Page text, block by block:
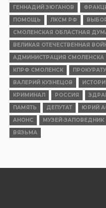
ГЕННАДИЙ ЗЮГАНОВ
ПОМОЩЬ
ЛКСМ РФ
СМОЛЕНСКАЯ ОБЛАСТНАЯ
ВЕЛИКАЯ ОТЕЧЕСТВЕННАЯ
АДМИНИСТРАЦИЯ СМОЛЕНСКА
КПРФ СМОЛЕНСК
ВАЛЕРИЙ КУЗНЕЦОВ
КРИМИНАЛ
РОССИЯ
ПАМЯТЬ
ДЕПУТАТ ЮРИЙ
АНОНС
МУЗЕЙ-ЗАПОВЕДНИК
ВЯЗЬМА